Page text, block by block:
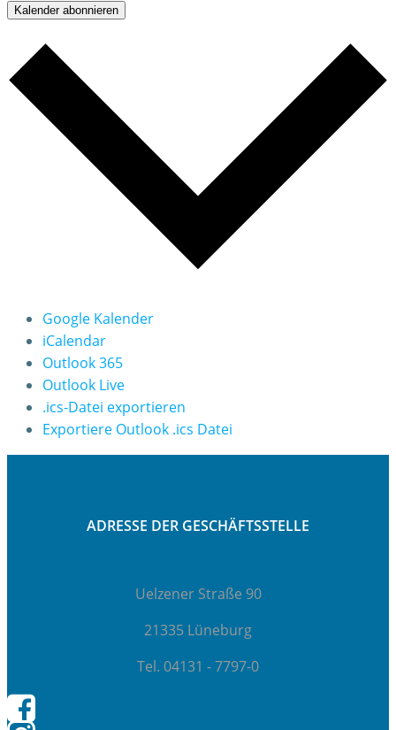
Kalender abonnieren
Google Kalender
iCalendar
Outlook 365
Outlook Live
.ics-Datei exportieren
Exportiere Outlook .ics Datei
ADRESSE DER GESCHÄFTSSTELLE
Uelzener Straße 90
21335 Lüneburg
Tel. 04131 - 7797-0